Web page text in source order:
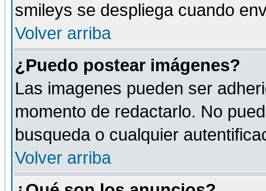
smileys se despliega cuando
Volver arriba
¿Puedo postear imágenes?
Las imagenes pueden ser
momento de redactarlo. No
busqueda o cualquier
Volver arriba